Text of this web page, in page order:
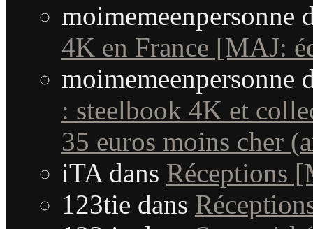
moimemeenpersonne
4K en France [MAJ:
moimemeenpersonne
: steelbook 4K et
35 euros moins cher
iTAdans Réceptions
123tie dans